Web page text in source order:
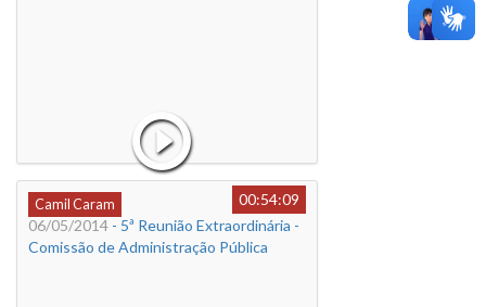
Camil Caram
00:54:09
06/05/2014 - 5ª Reunião Extraordinária -
Comissão de Administração Pública